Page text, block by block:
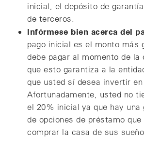
inicial, el depósito de
de terceros.
Infórmese bien acerca del
pago inicial es el monto más
debe pagar al momento de la
que esto garantiza a la
que usted sí desea invertir
Afortunadamente, usted no
el 20% inicial ya que hay una
de opciones de préstamo que
comprar la casa de sus